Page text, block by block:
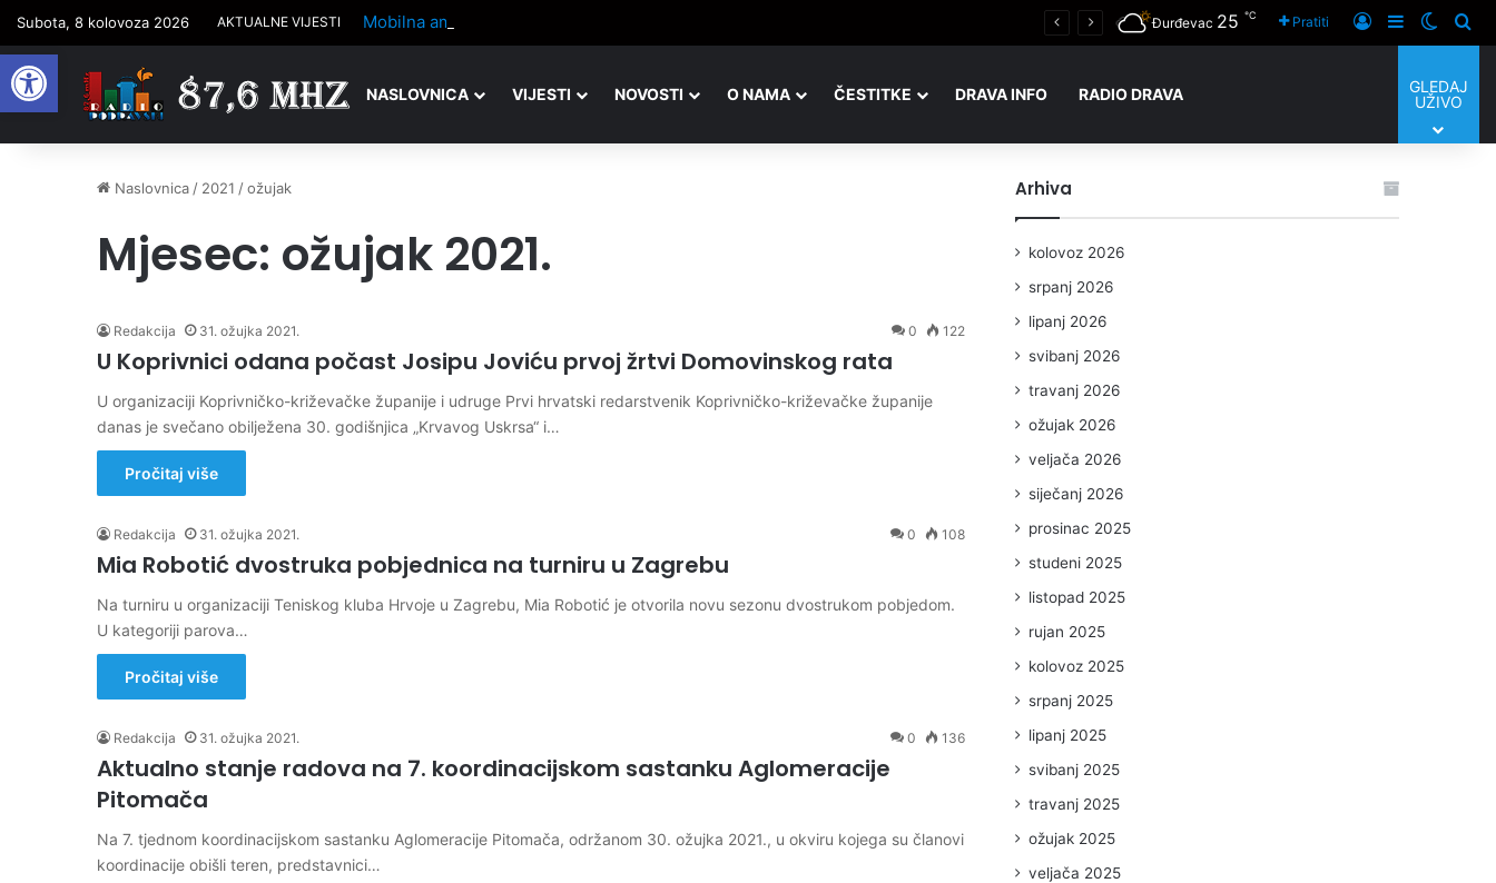
Open toolbar
Subota, 8 kolovoza 2026 AKTUALNE VIJESTI Mobilna ambulanta u kolovozu ponovno na đurđevačkom području Đurđevac 25 ℃ Pratiti Prijaviti se
Sidebar
NASLOVNICA VIJESTI NOVOSTI O NAMA ČESTITKE DRAVA INFO RADIO DRAVA
GLEDAJ
UŽIVO
Naslovnica / 2021 /ožujak
Mjesec: ožujak 2021.
Redakcija 31. ožujka 2021. 0 122
U Koprivnici odana počast Josipu Joviću prvoj žrtvi Domovinskog rata
U organizaciji Koprivničko-križevačke županije i udruge Prvi hrvatski redarstvenik Koprivničko-križevačke županije
danas je svečano obilježena 30. godišnjica „Krvavog Uskrsa“ i…
Pročitaj više
Redakcija 31. ožujka 2021. 0 108
Mia Robotić dvostruka pobjednica na turniru u Zagrebu
Na turniru u organizaciji Teniskog kluba Hrvoje u Zagrebu, Mia Robotić je otvorila novu sezonu dvostrukom pobjedom.
U kategoriji parova…
Pročitaj više
Redakcija 31. ožujka 2021. 0 136
Aktualno stanje radova na 7. koordinacijskom sastanku Aglomeracije
Pitomača
Na 7. tjednom koordinacijskom sastanku Aglomeracije Pitomača, održanom 30. ožujka 2021., u okviru kojega su članovi
koordinacije obišli teren, predstavnici…
Arhiva
kolovoz 2026
srpanj 2026
lipanj 2026
svibanj 2026
travanj 2026
ožujak 2026
veljača 2026
siječanj 2026
prosinac 2025
studeni 2025
listopad 2025
rujan 2025
kolovoz 2025
srpanj 2025
lipanj 2025
svibanj 2025
travanj 2025
ožujak 2025
veljača 2025